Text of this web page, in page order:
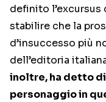
definito
stabilire che la
d’insuccesso più
dell’editoria
inoltre, ha detto
personaggio in